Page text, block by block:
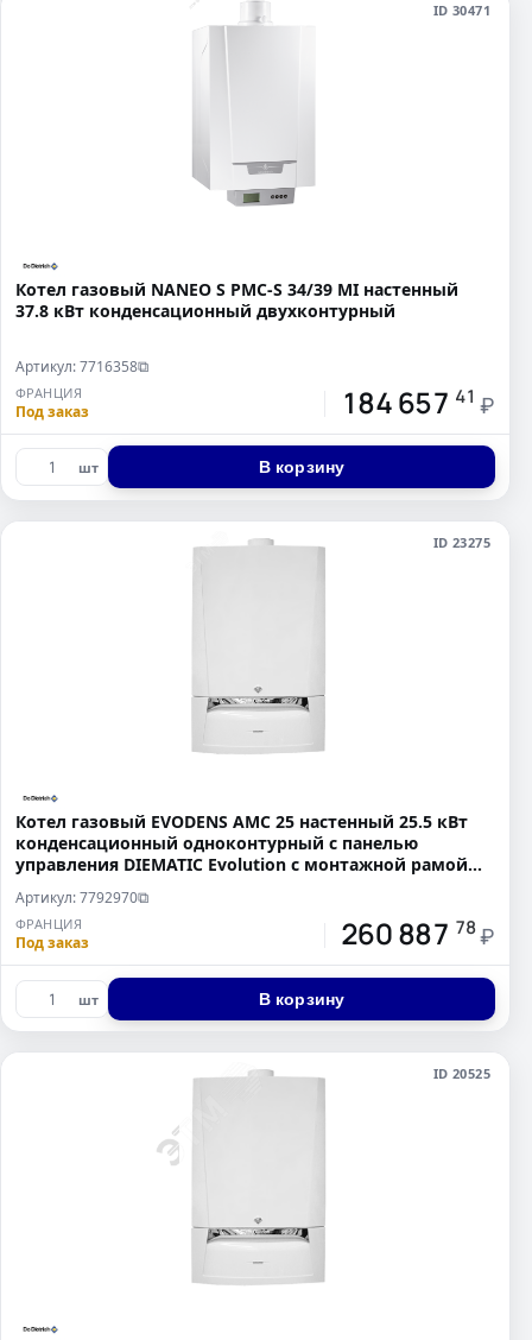
ID 30471
Котел газовый NANEO S PMC-S 34/39 MI настенный
37.8 кВт конденсационный двухконтурный
Артикул: 7716358⧉
ФРАНЦИЯ
Под заказ 184 657 41 ₽
шт В корзину
ID 23275
Котел газовый EVODENS AMC 25 настенный 25.5 кВт
конденсационный одноконтурный с панелью
управления DIEMATIC Evolution с монтажной рамой
Артикул: 7792970⧉
ФРАНЦИЯ
Под заказ 260 887 78 ₽
шт В корзину
ID 20525